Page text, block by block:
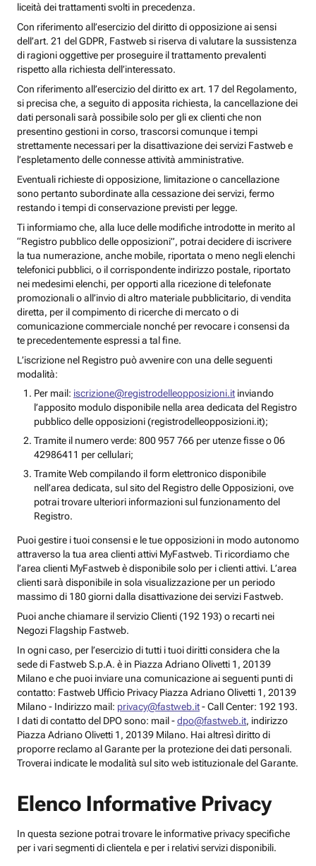
liceità dei trattamenti svolti in precedenza.
Con riferimento all’esercizio del diritto di opposizione ai sensi
dell’art. 21 del GDPR, Fastweb si riserva di valutare la sussistenza
di ragioni oggettive per proseguire il trattamento prevalenti
rispetto alla richiesta dell’interessato.
Con riferimento all’esercizio del diritto ex art. 17 del Regolamento,
si precisa che, a seguito di apposita richiesta, la cancellazione dei
dati personali sarà possibile solo per gli ex clienti che non
presentino gestioni in corso, trascorsi comunque i tempi
strettamente necessari per la disattivazione dei servizi Fastweb e
l’espletamento delle connesse attività amministrative.
Eventuali richieste di opposizione, limitazione o cancellazione
sono pertanto subordinate alla cessazione dei servizi, fermo
restando i tempi di conservazione previsti per legge.
Ti informiamo che, alla luce delle modifiche introdotte in merito al
“Registro pubblico delle opposizioni”, potrai decidere di iscrivere
la tua numerazione, anche mobile, riportata o meno negli elenchi
telefonici pubblici, o il corrispondente indirizzo postale, riportato
nei medesimi elenchi, per opporti alla ricezione di telefonate
promozionali o all’invio di altro materiale pubblicitario, di vendita
diretta, per il compimento di ricerche di mercato o di
comunicazione commerciale nonché per revocare i consensi da
te precedentemente espressi a tal fine.
L’iscrizione nel Registro può avvenire con una delle seguenti
modalità:
Per mail: iscrizione@registrodelleopposizioni.it inviando
l’apposito modulo disponibile nella area dedicata del Registro
pubblico delle opposizioni (registrodelleopposizioni.it);
Tramite il numero verde: 800 957 766 per utenze fisse o 06
42986411 per cellulari;
Tramite Web compilando il form elettronico disponibile
nell’area dedicata, sul sito del Registro delle Opposizioni, ove
potrai trovare ulteriori informazioni sul funzionamento del
Registro.
Puoi gestire i tuoi consensi e le tue opposizioni in modo autonomo
attraverso la tua area clienti attivi MyFastweb. Ti ricordiamo che
l’area clienti MyFastweb è disponibile solo per i clienti attivi. L’area
clienti sarà disponibile in sola visualizzazione per un periodo
massimo di 180 giorni dalla disattivazione dei servizi Fastweb.
Puoi anche chiamare il servizio Clienti (192 193) o recarti nei
Negozi Flagship Fastweb.
In ogni caso, per l’esercizio di tutti i tuoi diritti considera che la
sede di Fastweb S.p.A. è in Piazza Adriano Olivetti 1, 20139
Milano e che puoi inviare una comunicazione ai seguenti punti di
contatto: Fastweb Ufficio Privacy Piazza Adriano Olivetti 1, 20139
Milano - Indirizzo mail: privacy@fastweb.it- Call Center: 192 193.
I dati di contatto del DPO sono: mail -dpo@fastweb.it, indirizzo
Piazza Adriano Olivetti 1, 20139 Milano. Hai altresì diritto di
proporre reclamo al Garante per la protezione dei dati personali.
Troverai indicate le modalità sul sito web istituzionale del Garante.
Elenco Informative Privacy
In questa sezione potrai trovare le informative privacy specifiche
per i vari segmenti di clientela e per i relativi servizi disponibili.